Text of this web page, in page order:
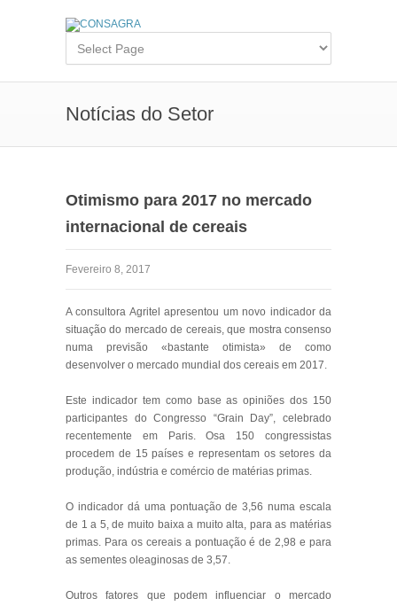
Notícias do Setor
Otimismo para 2017 no mercado
internacional de cereais
Fevereiro 8, 2017
A consultora Agritel apresentou um novo indicador da
situação do mercado de cereais, que mostra consenso
numa previsão «bastante otimista» de como
desenvolver o mercado mundial dos cereais em 2017.
Este indicador tem como base as opiniões dos 150
participantes do Congresso “Grain Day”, celebrado
recentemente em Paris. Osa 150 congressistas
procedem de 15 países e representam os setores da
produção, indústria e comércio de matérias primas.
O indicador dá uma pontuação de 3,56 numa escala
de 1 a 5, de muito baixa a muito alta, para as matérias
primas. Para os cereais a pontuação é de 2,98 e para
as sementes oleaginosas de 3,57.
Outros fatores que podem influenciar o mercado